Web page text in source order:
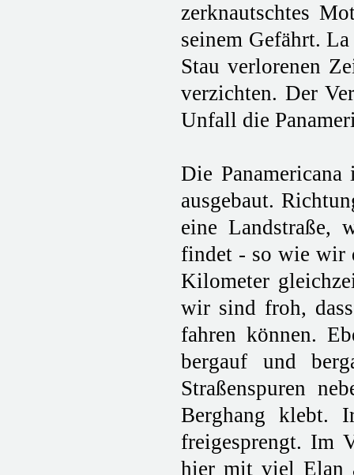
zerknautschtes
seinem Gefährt.
Stau verlorenen
verzichten. Der
Unfall die
Die
ausgebaut.
eine Landstraße,
findet - so wie wir
Kilometer
wir sind froh,
fahren können.
bergauf und
Straßenspuren
Berghang klebt.
freigesprengt. Im
hier mit viel Elan